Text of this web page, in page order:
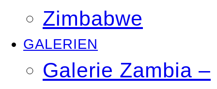
Zimbabwe
GALERIEN
Galerie Zambia –